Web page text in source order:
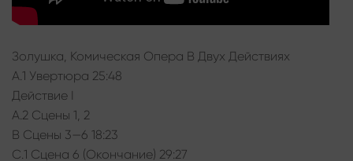
Золушка, Комическая Опера В Двух Действиях
A.1 Увертюра 25:48
Действие I
A.2 Cцены 1, 2
B Cцены 3—6 18:23
C.1 Cцена 6 (Окончание) 29:27